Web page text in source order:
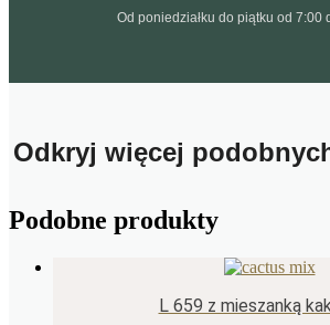
Od poniedziałku do piątku od 7:00
Odkryj więcej
Podobne produkty
L 659 z mieszanką